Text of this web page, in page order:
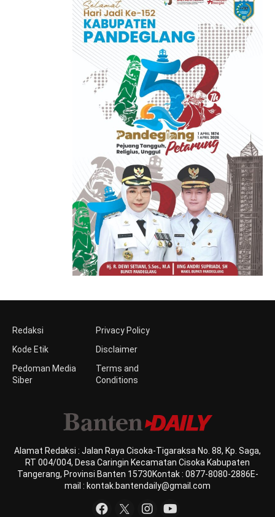
Redaksi
Kode Etik
Pedoman Media
Siber
Privacy Policy
Disclaimer
Terms and
Conditions
Alamat Redaksi : Jalan Raya Cisoka-Tigaraksa No. 88, Kp. Saga,
RT 004/004, Desa Caringin Kecamatan Cisoka Kabupaten
Tangerang, Provinsi Banten 15730Kontak : 0877-8080-2886E-
mail : kontak.bantendaily@gmail.com